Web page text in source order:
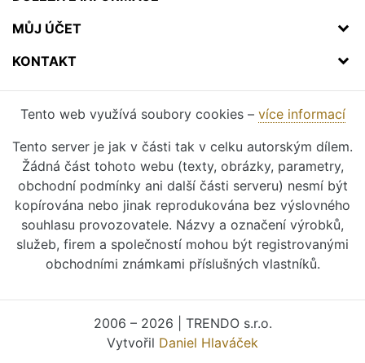
MŮJ ÚČET
KONTAKT
Tento web využívá soubory cookies – více informací
Tento server je jak v části tak v celku autorským dílem.
Žádná část tohoto webu (texty, obrázky, parametry,
obchodní podmínky ani další části serveru) nesmí být
kopírována nebo jinak reprodukována bez výslovného
souhlasu provozovatele. Názvy a označení výrobků,
služeb, firem a společností mohou být registrovanými
obchodními známkami příslušných vlastníků.
2006 – 2026 | TRENDO s.r.o.
Vytvořil Daniel Hlaváček